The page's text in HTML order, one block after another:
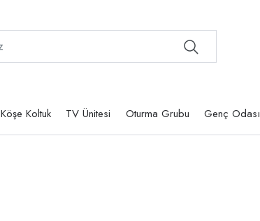
Köşe Koltuk TV Ünitesi Oturma Grubu Genç Odası